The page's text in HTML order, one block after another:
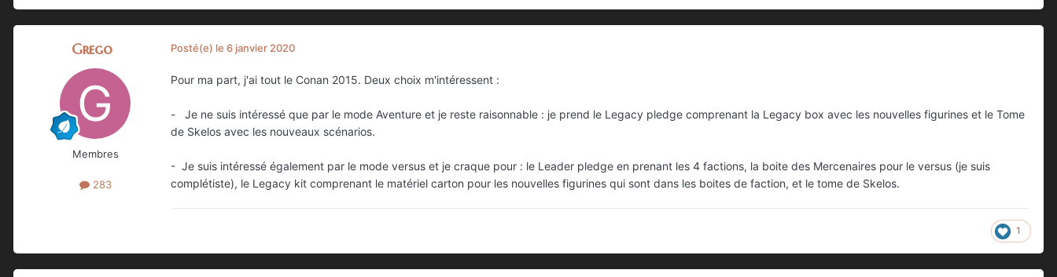
Grego
Membres
283
Posté(e) le 6 janvier 2020
Pour ma part, j'ai tout le Conan 2015. Deux choix m'intéressent :
- Je ne suis intéressé que par le mode Aventure et je reste raisonnable : je prend le Legacy pledge comprenant la Legacy box avec les nouvelles figurines et le Tome
de Skelos avec les nouveaux scénarios.
- Je suis intéressé également par le mode versus et je craque pour : le Leader pledge en prenant les 4 factions, la boite des Mercenaires pour le versus (je suis
complétiste), le Legacy kit comprenant le matériel carton pour les nouvelles figurines qui sont dans les boites de faction, et le tome de Skelos.
1